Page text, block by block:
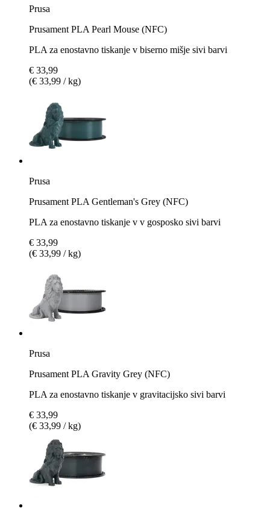
Prusa
Prusament PLA Pearl Mouse (NFC)
PLA za enostavno tiskanje v biserno mišje sivi barvi
€ 33,99
(€ 33,99 / kg)
Prusa
Prusament PLA Gentleman's Grey (NFC)
PLA za enostavno tiskanje v v gosposko sivi barvi
€ 33,99
(€ 33,99 / kg)
Prusa
Prusament PLA Gravity Grey (NFC)
PLA za enostavno tiskanje v gravitacijsko sivi barvi
€ 33,99
(€ 33,99 / kg)